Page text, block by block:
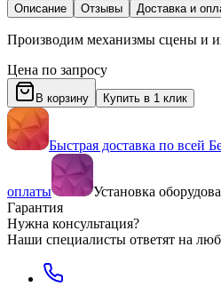
Описание Отзывы Доставка и
Производим механизмы сцены и
Цена по запросу
В корзину Купить в 1 клик
Быстрая доставка по всей
оплаты
Установка
Гарантия
Нужна консультация?
Наши специалисты ответят на